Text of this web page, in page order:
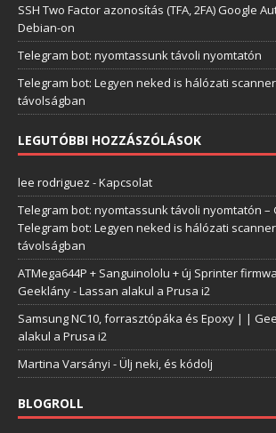
SSH Two Factor azonosítás (TFA, 2FA) Google
Debian-on
Telegram bot: nyomtassunk távoli nyomtatón
Telegram bot: Legyen neked is hálózati
távolságban
LEGUTÓBBI HOZZÁSZÓLÁSOK
lee rodriguez -Kapcsolat
Telegram bot: nyomtassunk távoli nyomtatón –
Telegram bot: Legyen neked is hálózati
távolságban
ATMega644P + Sanguinololu + új Sprinter
Geeklány-Lassan alakul a Prusa i2
Samsung NC10, forrasztópáka és Epoxy | |
alakul a Prusa i2
Martina Varsányi -Ülj neki, és kódolj
BLOGROLL